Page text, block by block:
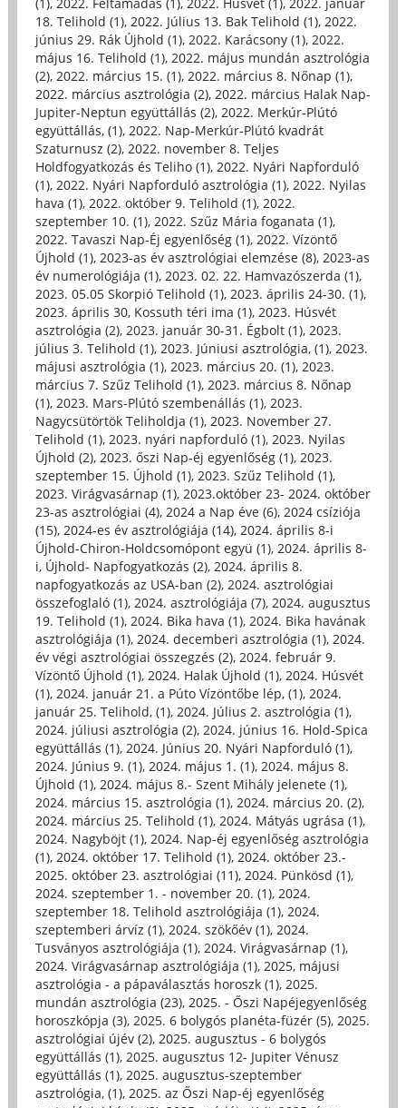
18. Telihold (1), 2022. Július 13. Bak Telihold (1), 2022.
június 29. Rák Újhold (1), 2022. Karácsony (1), 2022.
május 16. Telihold (1), 2022. május mundán asztrológia
(2), 2022. március 15. (1), 2022. március 8. Nőnap (1),
2022. március asztrológia (2), 2022. március Halak Nap-
Jupiter-Neptun együttállás (2), 2022. Merkúr-Plútó
együttállás, (1), 2022. Nap-Merkúr-Plútó kvadrát
Szaturnusz (2), 2022. november 8. Teljes
Holdfogyatkozás és Teliho (1), 2022. Nyári Napforduló
(1), 2022. Nyári Napforduló asztrológia (1), 2022. Nyilas
hava (1), 2022. október 9. Telihold (1), 2022.
szeptember 10. (1), 2022. Szűz Mária foganata (1),
2022. Tavaszi Nap-Éj egyenlőség (1), 2022. Vízöntő
Újhold (1), 2023-as év asztrológiai elemzése (8), 2023-as
év numerológiája (1), 2023. 02. 22. Hamvazószerda (1),
2023. 05.05 Skorpió Telihold (1), 2023. április 24-30. (1),
2023. április 30, Kossuth téri ima (1), 2023. Húsvét
asztrológia (2), 2023. január 30-31. Égbolt (1), 2023.
július 3. Telihold (1), 2023. Júniusi asztrológia, (1), 2023.
májusi asztrológia (1), 2023. március 20. (1), 2023.
március 7. Szűz Telihold (1), 2023. március 8. Nőnap
(1), 2023. Mars-Plútó szembenállás (1), 2023.
Nagycsütörtök Teliholdja (1), 2023. November 27.
Telihold (1), 2023. nyári napforduló (1), 2023. Nyilas
Újhold (2), 2023. őszi Nap-éj egyenlőség (1), 2023.
szeptember 15. Újhold (1), 2023. Szűz Telihold (1),
2023. Virágvasárnap (1), 2023.október 23- 2024. október
23-as asztrológiai (4), 2024 a Nap éve (6), 2024 csíziója
(15), 2024-es év asztrológiája (14), 2024. április 8-i
Újhold-Chiron-Holdcsomópont együ (1), 2024. április 8-
i, Újhold- Napfogyatkozás (2), 2024. április 8.
napfogyatkozás az USA-ban (2), 2024. asztrológiai
összefoglaló (1), 2024. asztrológiája (7), 2024. augusztus
19. Telihold (1), 2024. Bika hava (1), 2024. Bika havának
asztrológiája (1), 2024. decemberi asztrológia (1), 2024.
év végi asztrológiai összegzés (2), 2024. február 9.
Vízöntő Újhold (1), 2024. Halak Újhold (1), 2024. Húsvét
(1), 2024. január 21. a Púto Vízöntőbe lép, (1), 2024.
január 25. Telihold, (1), 2024. Július 2. asztrológia (1),
2024. júliusi asztrológia (2), 2024. június 16. Hold-Spica
együttállás (1), 2024. Június 20. Nyári Napforduló (1),
2024. Június 9. (1), 2024. május 1. (1), 2024. május 8.
Újhold (1), 2024. május 8.- Szent Mihály jelenete (1),
2024. március 15. asztrológia (1), 2024. március 20. (2),
2024. március 25. Telihold (1), 2024. Mátyás ugrása (1),
2024. Nagyböjt (1), 2024. Nap-éj egyenlőség asztrológia
(1), 2024. október 17. Telihold (1), 2024. október 23.-
2025. október 23. asztrológiai (11), 2024. Pünkösd (1),
2024. szeptember 1. - november 20. (1), 2024.
szeptember 18. Telihold asztrológiája (1), 2024.
szeptemberi árvíz (1), 2024. szökőév (1), 2024.
Tusványos asztrológiája (1), 2024. Virágvasárnap (1),
2024. Virágvasárnap asztrológiája (1), 2025, májusi
asztrológia - a pápaválasztás horoszk (1), 2025.
mundán asztrológia (23), 2025. - Őszi Napéjegyenlőség
horoszkópja (3), 2025. 6 bolygós planéta-füzér (5), 2025.
asztrológiai újév (2), 2025. augusztus - 6 bolygós
együttállás (1), 2025. augusztus 12- Jupiter Vénusz
együttállás (1), 2025. augusztus-szeptember
asztrológia, (1), 2025. az Őszi Nap-éj egyenlőség